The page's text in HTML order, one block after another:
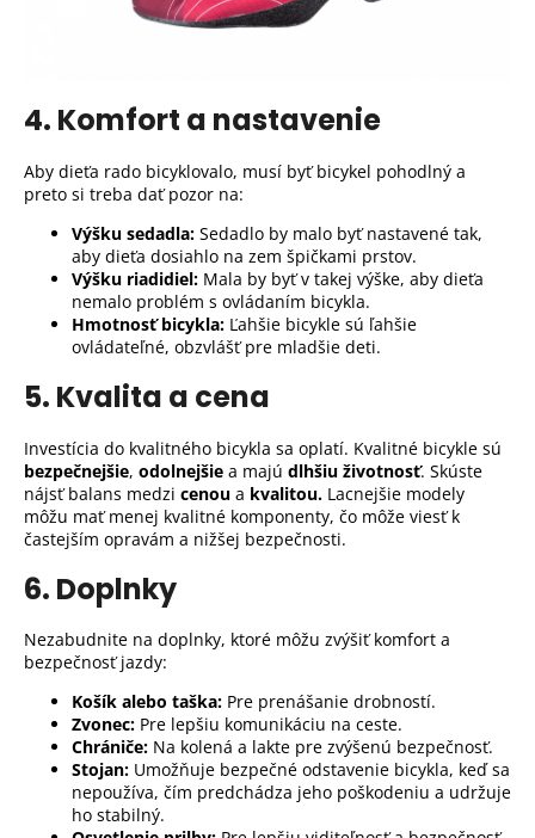
4. Komfort a nastavenie
Aby dieťa rado bicyklovalo, musí byť bicykel pohodlný a
preto si treba dať pozor na:
Výšku sedadla: Sedadlo by malo byť nastavené tak,
aby dieťa dosiahlo na zem špičkami prstov.
Výšku riadidiel: Mala by byť v takej výške, aby dieťa
nemalo problém s ovládaním bicykla.
Hmotnosť bicykla: Ľahšie bicykle sú ľahšie
ovládateľné, obzvlášť pre mladšie deti.
5. Kvalita a cena
Investícia do kvalitného bicykla sa oplatí. Kvalitné bicykle sú
bezpečnejšie, odolnejšie a majú dlhšiu životnosť. Skúste
nájsť balans medzi cenou a kvalitou. Lacnejšie modely
môžu mať menej kvalitné komponenty, čo môže viesť k
častejším opravám a nižšej bezpečnosti.
6. Doplnky
Nezabudnite na doplnky, ktoré môžu zvýšiť komfort a
bezpečnosť jazdy:
Košík alebo taška: Pre prenášanie drobností.
Zvonec: Pre lepšiu komunikáciu na ceste.
Chrániče: Na kolená a lakte pre zvýšenú bezpečnosť.
Stojan: Umožňuje bezpečné odstavenie bicykla, keď sa
nepoužíva, čím predchádza jeho poškodeniu a udržuje
ho stabilný.